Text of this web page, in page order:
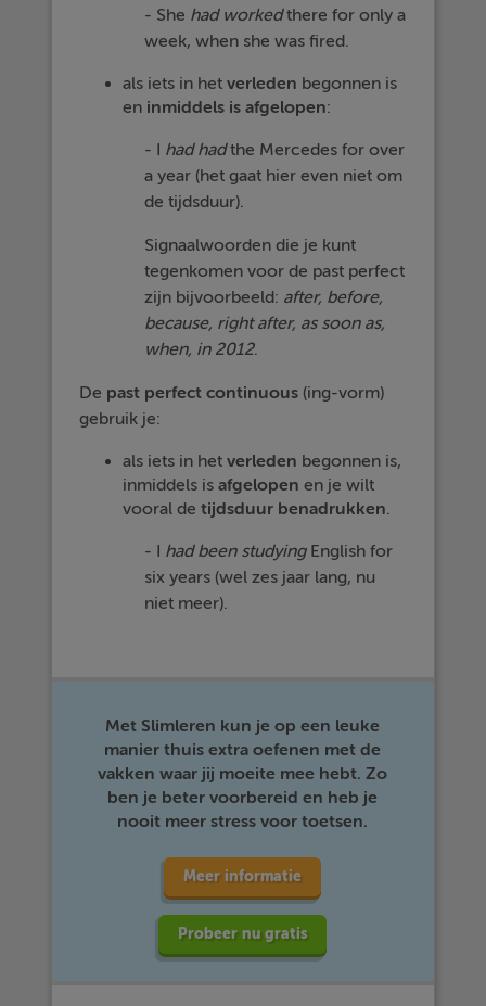
- She had workedthere for only a
week, when she was fired.
als iets in hetverleden begonnen is
en inmiddels is afgelopen:
- I had hadthe Mercedes for over
a year (het gaat hier even niet om
de tijdsduur).
Signaalwoorden die je kunt
tegenkomen voor de past perfect
zijn bijvoorbeeld: after, before,
because, right after, as soon as,
when, in 2012.
De past perfect continuous (ing-vorm)
gebruik je:
als iets in hetverleden begonnen is,
inmiddels isafgelopen en je wilt
vooral detijdsduur benadrukken.
- I had been studyingEnglish for
six years (wel zes jaar lang, nu
niet meer).
Met Slimleren kun je op een leuke
manier thuis extra oefenen met de
vakken waar jij moeite mee hebt. Zo
ben je beter voorbereid en heb je
nooit meer stress voor toetsen.
Meer informatie
Probeer nu gratis